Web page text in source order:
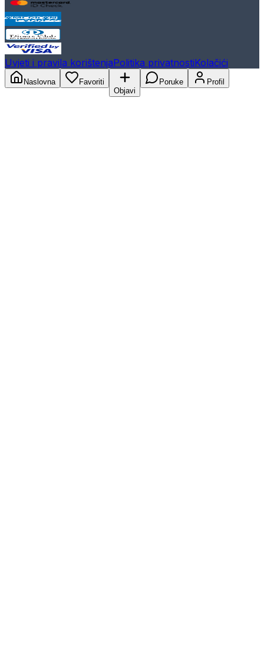
Uvjeti i pravila korištenjaPolitika privatnostiKolačići
Naslovna
Favoriti
Objavi
Poruke Profil